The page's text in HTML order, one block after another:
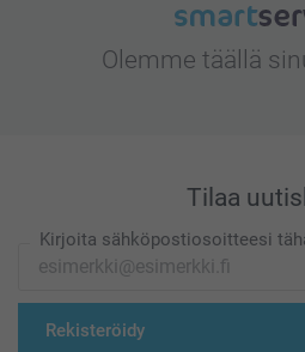
Olemme täällä
Tilaa
Kirjoita sähköpostiosoitteesi
Rekisteröidy